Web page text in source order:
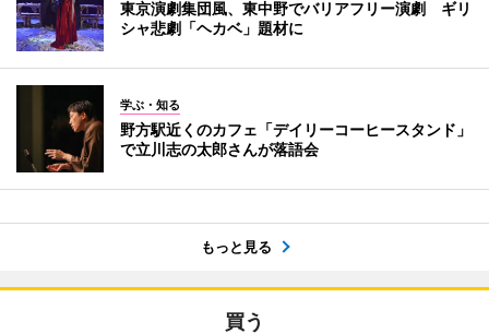
東京演劇集団風、東中野でバリアフリー演劇 ギリ
シャ悲劇「ヘカベ」題材に
学ぶ・知る
野方駅近くのカフェ「デイリーコーヒースタンド」
で立川志の太郎さんが落語会
もっと見る
買う